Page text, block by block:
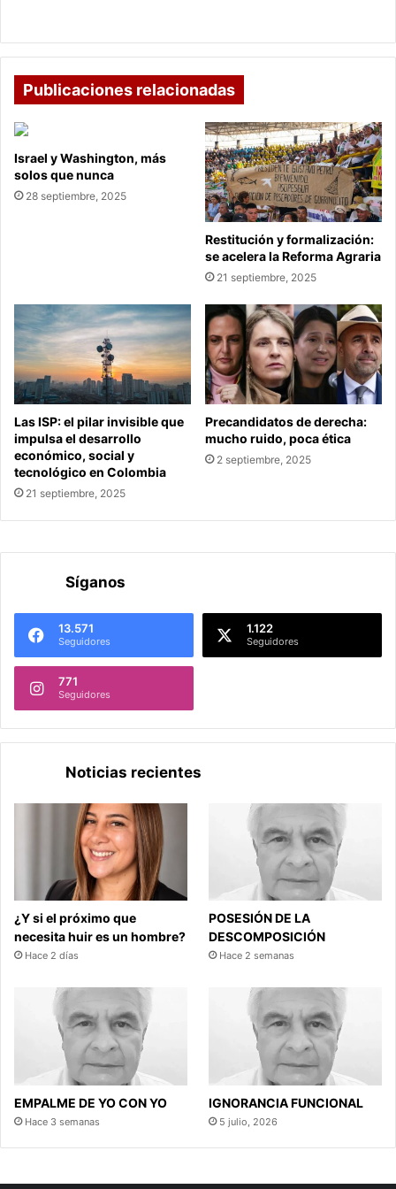
Publicaciones relacionadas
Israel y Washington, más
solos que nunca
28 septiembre, 2025
Restitución y formalización:
se acelera la Reforma Agraria
21 septiembre, 2025
Las ISP: el pilar invisible que
impulsa el desarrollo
económico, social y
tecnológico en Colombia
21 septiembre, 2025
Precandidatos de derecha:
mucho ruido, poca ética
2 septiembre, 2025
Síganos
13.571
Seguidores
1.122
Seguidores
771
Seguidores
Noticias recientes
¿Y si el próximo que
necesita huir es un hombre?
Hace 2 días
POSESIÓN DE LA
DESCOMPOSICIÓN
Hace 2 semanas
EMPALME DE YO CON YO
Hace 3 semanas
IGNORANCIA FUNCIONAL
5 julio, 2026